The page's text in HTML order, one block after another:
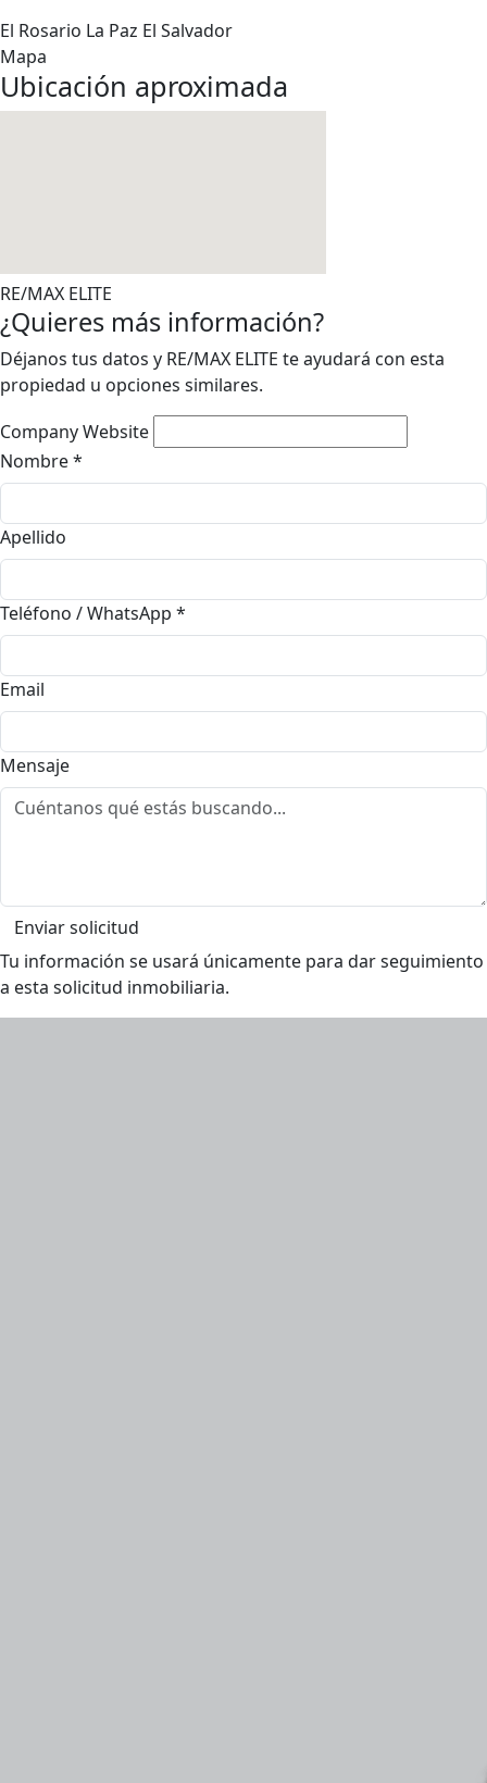
El Rosario La Paz El Salvador
Mapa
Ubicación aproximada
RE/MAX ELITE
¿Quieres más información?
Déjanos tus datos y RE/MAX ELITE te ayudará con esta
propiedad u opciones similares.
Company Website
Nombre*
Apellido
Teléfono / WhatsApp *
Email
Mensaje
Enviar solicitud
Tu información se usará únicamente para dar seguimiento
a esta solicitud inmobiliaria.